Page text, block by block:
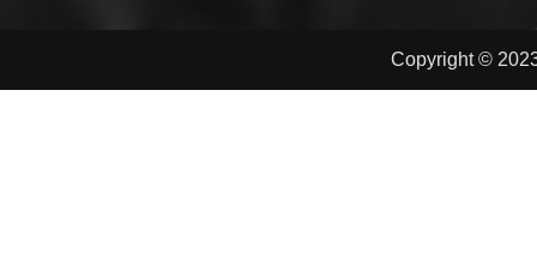
Copyright ©